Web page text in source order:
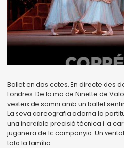
Ballet en dos actes. En directe des
Londres. De la mà de Ninette de
vesteix de somni amb un ballet
La seva coreografia adorna la
una increïble precisió tècnica i la
juganera de la companyia. Un
tota la família.